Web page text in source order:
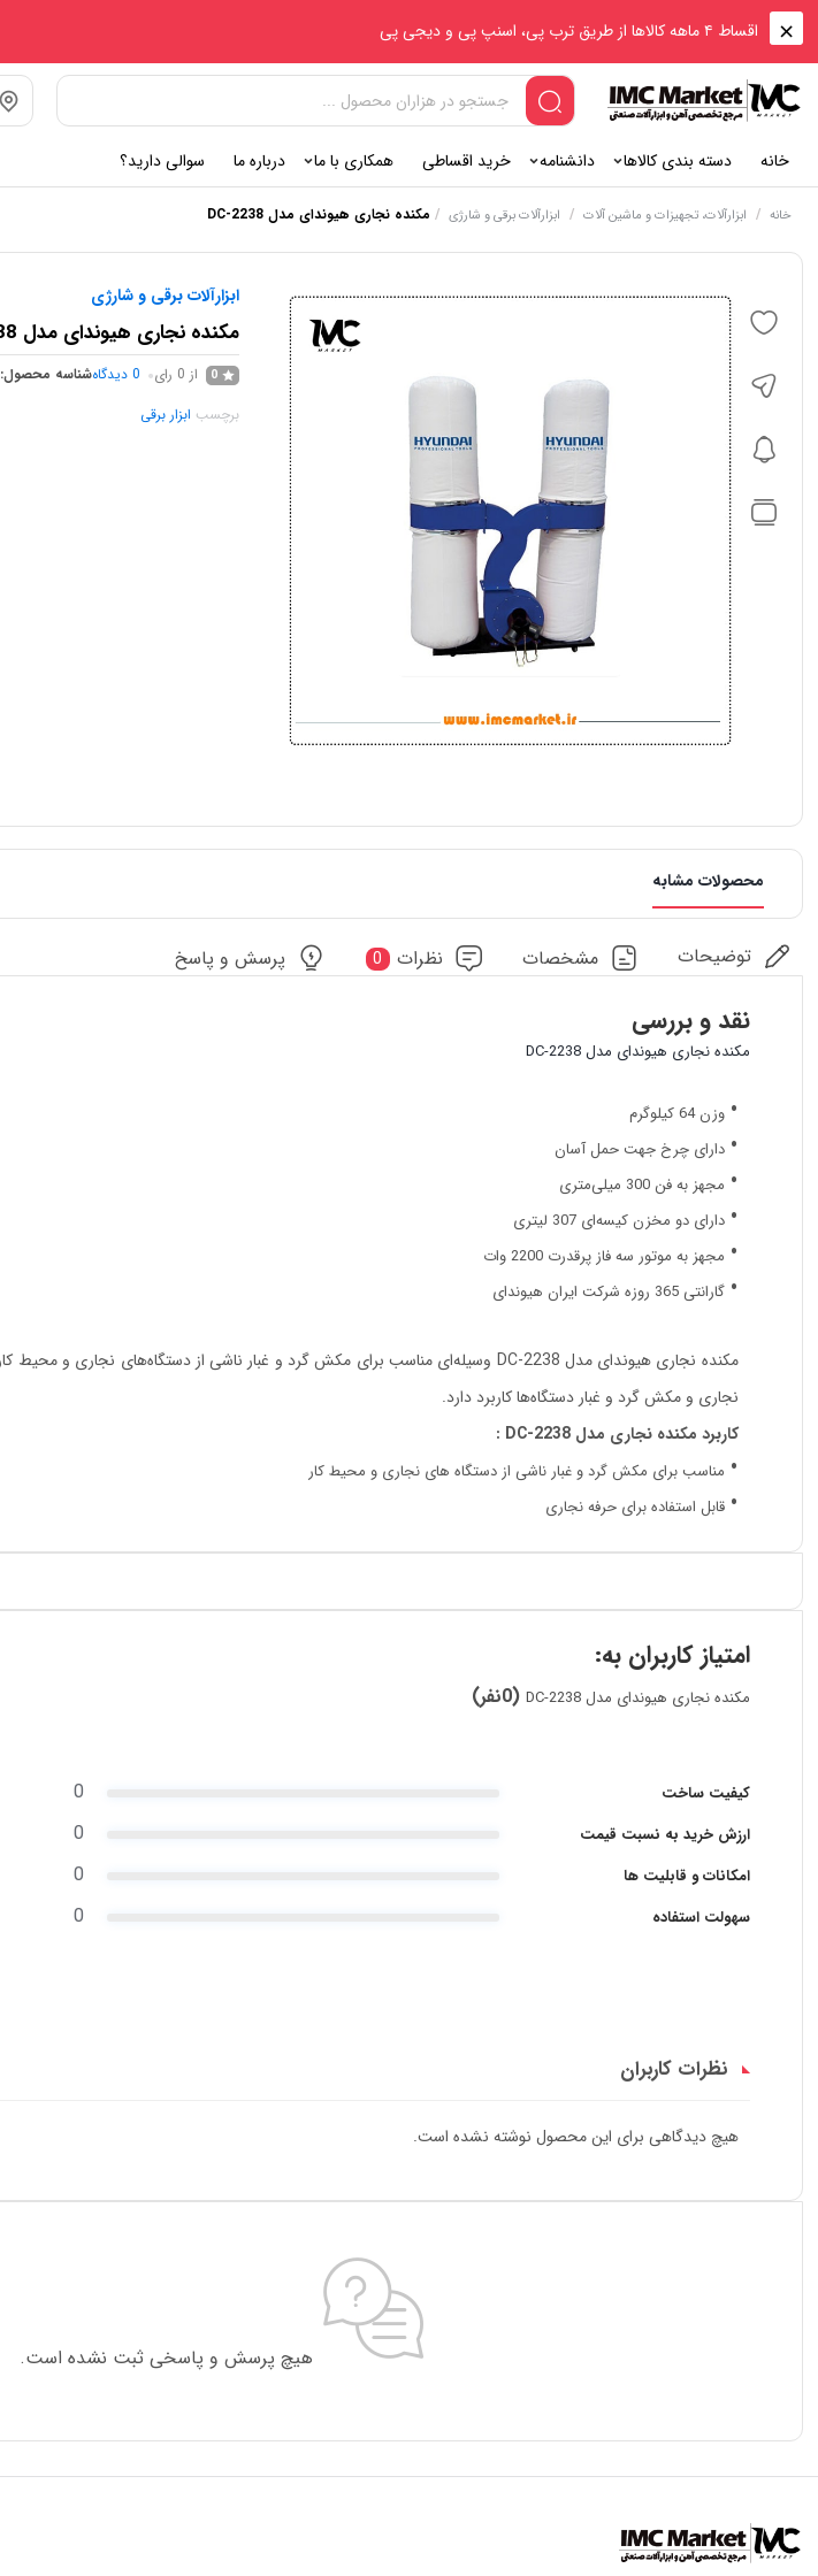
اقساط ۴ ماهه کالاها از طریق ترب پی، اسنپ پی و دیجی پی
خانه دسته بندی کالاها دانشنامه خرید اقساطی همکاری با ما درباره ما سوالی دارید؟
خانه / ابزارآلات، تجهیزات و ماشین آلات / ابزارآلات برقی و شارژی / مکنده نجاری هیوندای مدل DC-2238
ابزارآلات برقی و شارژی
مکنده نجاری هیوندای مدل DC-2238
0 از 0 رای 0 دیدگاهشناسه محصول:
برچسب ابزار برقی
محصولات مشابه
توضیحات مشخصات نظرات 0 پرسش و پاسخ
نقد و بررسی
مکنده نجاری هیوندای مدل DC-2238
وزن 64 کیلوگرم
دارای چرخ جهت حمل آسان
مجهز به فن 300 میلی‌متری
دارای دو مخزن کیسه‌ای 307 لیتری
مجهز به موتور سه فاز پرقدرت 2200 وات
گارانتی 365 روزه شرکت ایران هیوندای
نجاری و مکش گرد و غبار دستگاه‌ها کاربرد دارد.
کاربرد مکنده نجاری مدل DC-2238 :
مناسب برای مکش گرد و غبار ناشی از دستگاه های نجاری و محیط کار
قابل استفاده برای حرفه نجاری
امتیاز کاربران به:
مکنده نجاری هیوندای مدل DC-2238 (0نفر)
کیفیت ساخت 0
ارزش خرید به نسبت قیمت 0
امکانات و قابلیت ها 0
سهولت استفاده 0
نظرات کاربران
هیچ دیدگاهی برای این محصول نوشته نشده است.
هیچ پرسش و پاسخی ثبت نشده است.